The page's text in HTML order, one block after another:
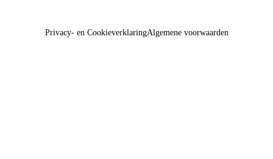
Privacy- en CookieverklaringAlgemene voorwaarden